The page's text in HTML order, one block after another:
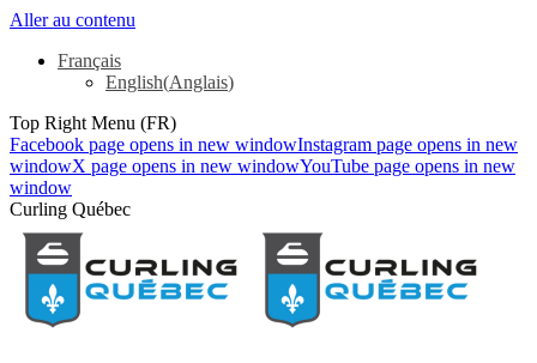
Aller au contenu
Français
English(Anglais)
Top Right Menu (FR)
Facebook page opens in new windowInstagram page opens in new
windowX page opens in new windowYouTube page opens in new
window
Curling Québec